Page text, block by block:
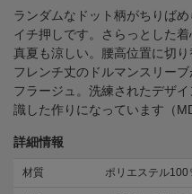
ランダムなドット柄がちりば
イチ押しです。さらっとした
真夏も涼しい。腰高位置に切
フレンチ丈のドルマンスリー
フラージュ。洗練されたデザ
識した作りになっています（
詳細情報
材質 ポリエステル100